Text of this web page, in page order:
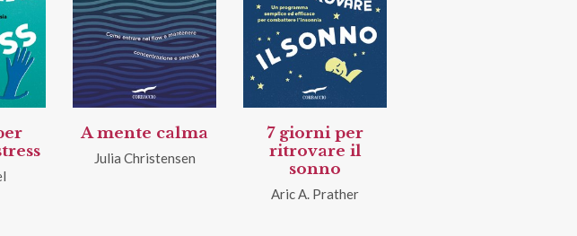
A mente calma
Julia Christensen
7 giorni per
ritrovare il
sonno
Aric A. Prather